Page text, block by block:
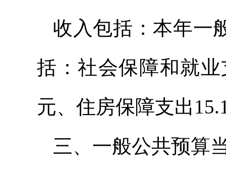
收入包括：本年一
括：社会保障和就业
元、住房保障支出
三、一般公共预算